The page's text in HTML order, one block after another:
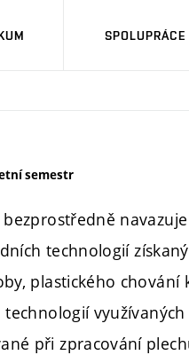
SPOLUPRÁCE
semestr
technologií
plastického chování
při zpracování